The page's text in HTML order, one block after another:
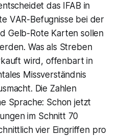
das IFAB in
VAR-Befugnisse bei der
Gelb-Rote Karten sollen
Was als Streben
wird, offenbart in
Missverständnis
Die Zahlen
Sprache: Schon jetzt
im Schnitt 70
vier Eingriffen pro